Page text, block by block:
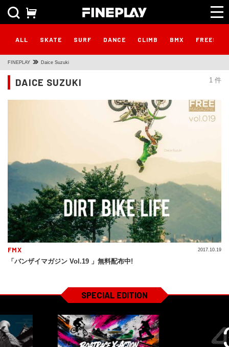
ALL SKATE SURF DANCE CLIMB BMX
FINEPLAY Daice Suzuki
1 件
DAICE SUZUKI
FMX
「バンザイマガジン Vol.19 」無料配布中!
2017.10.19
SPECIAL EDITION